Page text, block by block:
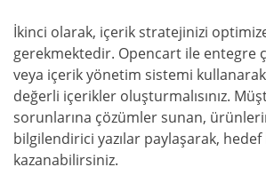
İkinci olarak, içerik stratejinizi
gerekmektedir. Opencart ile entegre
veya içerik yönetim sistemi
değerli içerikler oluşturmalısınız.
sorunlarına çözümler sunan,
bilgilendirici yazılar paylaşarak,
kazanabilirsiniz.